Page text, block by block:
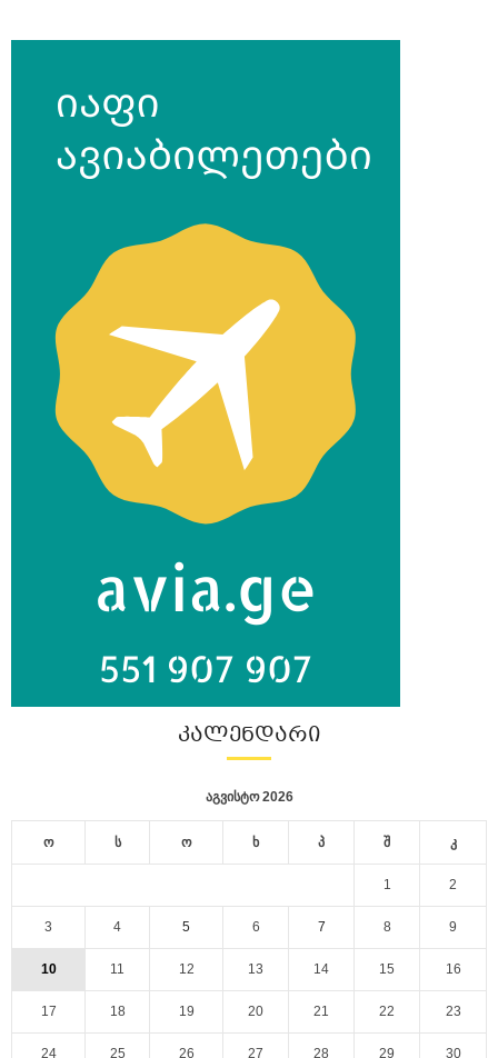
ᲙᲐᲚᲔᲜᲓᲐᲠᲘ
აგვისტო 2026
ო ს ო ხ პ შ კ
1 2
3 4 5 6 7 8 9
10 11 12 13 14 15 16
17 18 19 20 21 22 23
24 25 26 27 28 29 30